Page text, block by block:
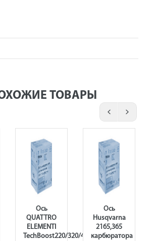
ТОВАРЫ
Ось
QUATTRO
ELEMENTI
TechBoost220/320/420
Ось
Husqvarna
2165,365
карбюратора